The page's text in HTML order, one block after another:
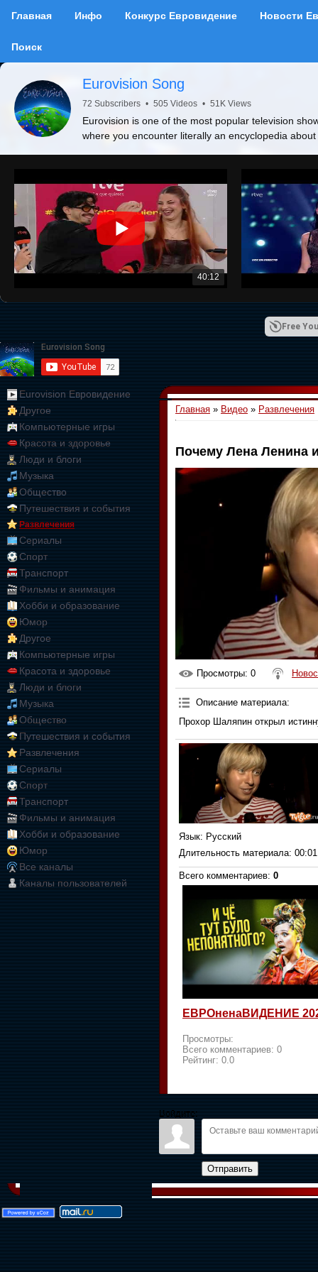
Главная Инфо Конкурс Евровидение Новости
Поиск
Eurovision Song
72 Subscribers • 505 Videos • 51K Views
Eurovision is one of the most popular television
where you encounter literally an encyclopedia
40:12
Free
Eurovision Евровидение
Другое
Компьютерные игры
Красота и здоровье
Люди и блоги
Музыка
Общество
Путешествия и события
Развлечения
Сериалы
Спорт
Транспорт
Фильмы и анимация
Хобби и образование
Юмор
Другое
Компьютерные игры
Красота и здоровье
Люди и блоги
Музыка
Общество
Путешествия и события
Развлечения
Сериалы
Спорт
Транспорт
Фильмы и анимация
Хобби и образование
Юмор
Все каналы
Каналы пользователей
Главная » Видео » Развлечения
Почему Лена Ленина
Просмотры: 0
Описание материала:
Прохор Шаляпин открыл
Язык: Русский
Длительность материала:
Всего комментариев: 0
ЕВРОненаВИДЕНИЕ
Просмотры:
Всего комментариев: 0
Рейтинг: 0.0
Войдите:
Отправить